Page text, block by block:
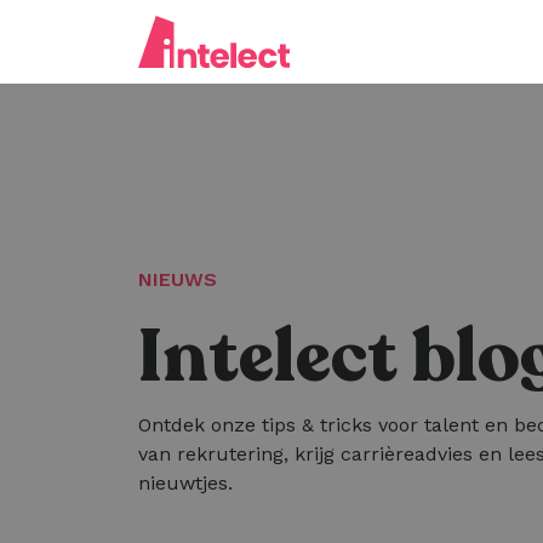
NIEUWS
Intelect
Ontdek onze tips & tricks voor talent en
van rekrutering, krijg carrièreadvies en
nieuwtjes.